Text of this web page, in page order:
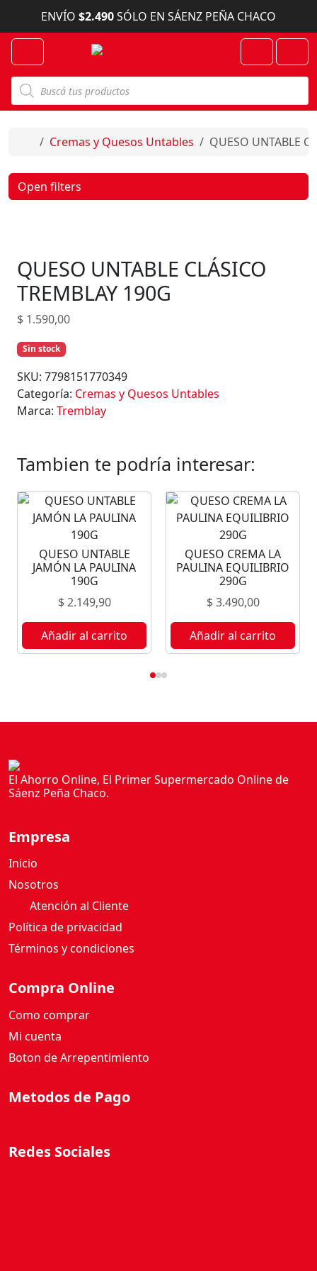
Skip to content
ENVÍO $2.490SÓLO EN SÁENZ PEÑA CHACO
B
s
q
d
Account
Cart
Home
Cremas y Quesos Untables QUESO UNTABLE
QUESO UNTABLE CLÁSICO
TREMBLAY 190G
$ 1.590,00
Sin stock
SKU: 7798151770349
Categoría: Cremas y Quesos Untables
Marca: Tremblay
Tambien te podría interesar:
QUESO UNTABLE
JAMÓN LA PAULINA
190G
$2.149,90
Añadir al carrito
QUESO CREMA LA
PAULINA EQUILIBRIO
290G
$3.490,00
Añadir al carrito
Open filters
El Ahorro Online, El Primer Supermercado Online de
Sáenz Peña Chaco.
Empresa
Inicio
Nosotros
Atención al Cliente
Política de privacidad
Términos y condiciones
Compra Online
Como comprar
Mi cuenta
Boton de Arrepentimiento
Metodos de Pago
Redes Sociales